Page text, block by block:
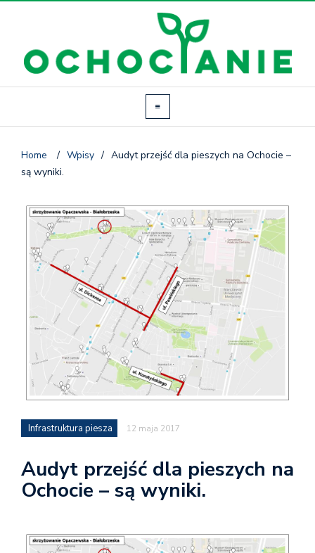
Home / Wpisy / Audyt przejść dla pieszych na Ochocie –
są wyniki.
Infrastruktura piesza 12 maja 2017
Audyt przejść dla pieszych na
Ochocie – są wyniki.